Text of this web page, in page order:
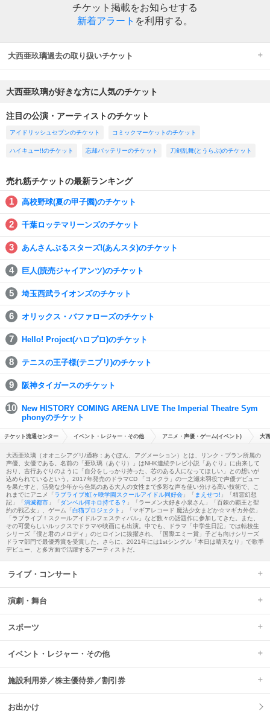
チケット掲載をお知らせする
新着アラート を利用する。
大西亜玖璃過去の取り扱いチケット
大西亜玖璃が好きな方に人気のチケット
注目の公演・アーティストのチケット
アイドリッシュセブンのチケット コミックマーケットのチケット
ハイキュー!!のチケット 忘却バッテリーのチケット 刀剣乱舞(とうらぶ)のチケット
売れ筋チケットの最新ランキング
高校野球(夏の甲子園)のチケット
千葉ロッテマリーンズのチケット
あんさんぶるスターズ!(あんスタ)のチケット
巨人(読売ジャイアンツ)のチケット
埼玉西武ライオンズのチケット
オリックス・バファローズのチケット
Hello! Project(ハロプロ)のチケット
テニスの王子様(テニプリ)のチケット
阪神タイガースのチケット
New HISTORY COMING ARENA LIVE The Imperial Theatre Sym
phonyのチケット
チケット流通センター イベント・レジャー・その他 アニメ・声優・ゲーム(イベント) 大
大西亜玖璃（オオニシアグリ/通称：あぐぽん、アグメーション）とは、リンク・プラン所属の
声優、女優である。名前の「亜玖璃（あぐり）」はNHK連続テレビ小説「あぐり」に由来して
おり、吉行あぐりのように「自分をしっかり持った、芯のある人になってほしい」との想いが
込められているという。2017年発売のドラマCD 「ヨメクラ」の一之瀬未羽役で声優デビュー
を果たすと、活発な少年から色気のある大人の女性まで多彩な声を使い分ける高い技術で、こ
れまでにアニメ「ラブライブ!虹ヶ咲学園スクールアイドル同好会 」「 まえせつ! 」「精霊幻想
記」「消滅都市 」「ダンベル何キロ持てる？ 」「ラーメン大好き小泉さん」「百錬の覇王と聖
約の戦乙女」、ゲーム「白猫プロジェクト 」「マギアレコード 魔法少女まどか☆マギカ外伝」
「ラブライブ！スクールアイドルフェスティバル」など数々の話題作に参加してきた。また、
その可愛らしいルックスでドラマや映画にも出演。中でも、ドラマ「中学生日記」では転校生
シリーズ「僕と君のメロディ」のヒロインに抜擢され、「国際エミー賞」子ども向けシリーズ
ドラマ部門で最優秀賞を受賞した。さらに、2021年には1stシングル「本日は晴天なり」で歌手
デビュー、と多方面で活躍するアーティストだ。
ライブ・コンサート
演劇・舞台
スポーツ
イベント・レジャー・その他
施設利用券／株主優待券／割引券
お出かけ